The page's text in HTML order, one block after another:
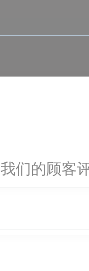
我们的顾客